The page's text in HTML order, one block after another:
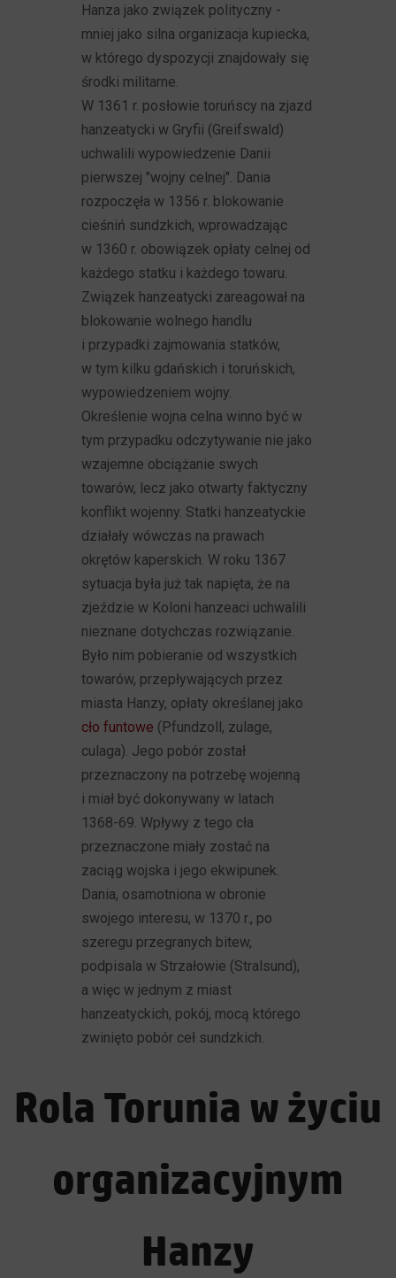
Hanza jako związek polityczny -
mniej jako silna organizacja kupiecka,
w którego dyspozycji znajdowały się
środki militarne.
W 1361 r. posłowie toruńscy na zjazd
hanzeatycki w Gryfii (Greifswald)
uchwalili wypowiedzenie Danii
pierwszej "wojny celnej". Dania
rozpoczęła w 1356 r. blokowanie
cieśniń sundzkich, wprowadzając
w 1360 r. obowiązek opłaty celnej od
każdego statku i każdego towaru.
Związek hanzeatycki zareagował na
blokowanie wolnego handlu
i przypadki zajmowania statków,
w tym kilku gdańskich i toruńskich,
wypowiedzeniem wojny.
Określenie wojna celna winno być w
tym przypadku odczytywanie nie jako
wzajemne obciążanie swych
towarów, lecz jako otwarty faktyczny
konflikt wojenny. Statki hanzeatyckie
działały wówczas na prawach
okrętów kaperskich. W roku 1367
sytuacja była już tak napięta, że na
zjeździe w Koloni hanzeaci uchwalili
nieznane dotychczas rozwiązanie.
Było nim pobieranie od wszystkich
towarów, przepływających przez
miasta Hanzy, opłaty określanej jako
cło funtowe (Pfundzoll, zulage,
culaga). Jego pobór został
przeznaczony na potrzebę wojenną
i miał być dokonywany w latach
1368-69. Wpływy z tego cła
przeznaczone miały zostać na
zaciąg wojska i jego ekwipunek.
Dania, osamotniona w obronie
swojego interesu, w 1370 r., po
szeregu przegranych bitew,
podpisala w Strzałowie (Stralsund),
a więc w jednym z miast
hanzeatyckich, pokój, mocą którego
zwinięto pobór ceł sundzkich.
Rola Torunia w życiu
organizacyjnym
Hanzy